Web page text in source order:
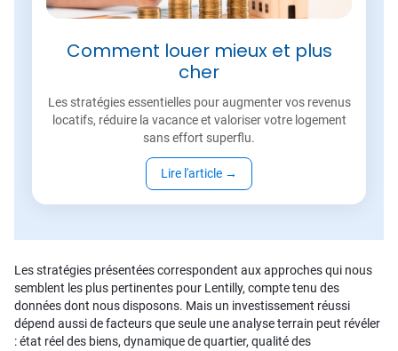
Comment louer mieux et plus
cher
Les stratégies essentielles pour augmenter vos revenus
locatifs, réduire la vacance et valoriser votre logement
sans effort superflu.
Lire l'article →
Les stratégies présentées correspondent aux approches qui nous
semblent les plus pertinentes pour Lentilly, compte tenu des
données dont nous disposons. Mais un investissement réussi
dépend aussi de facteurs que seule une analyse terrain peut révéler
: état réel des biens, dynamique de quartier, qualité des